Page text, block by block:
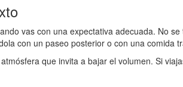
vas con una expectativa adecuada. No
con un paseo posterior o con una comida
que invita a bajar el volumen. Si